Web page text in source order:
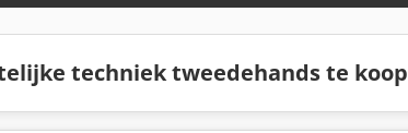
techniek tweedehands te koop